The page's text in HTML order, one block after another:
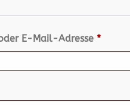
E-Mail-Adresse *